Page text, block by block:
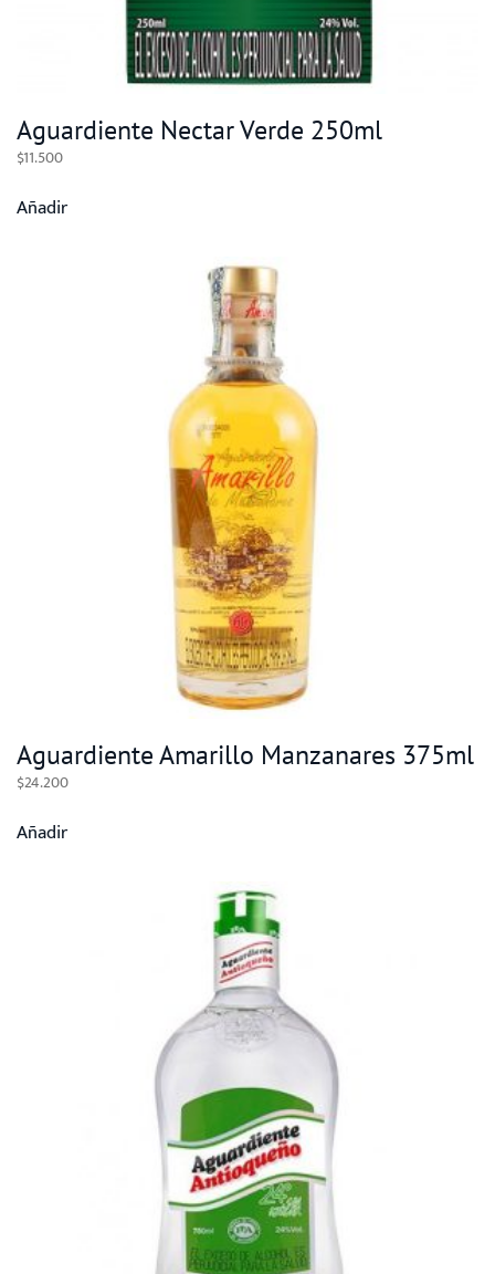
Aguardiente Nectar Verde 250ml
$11.500
Añadir
Aguardiente Amarillo Manzanares 375ml
$24.200
Añadir